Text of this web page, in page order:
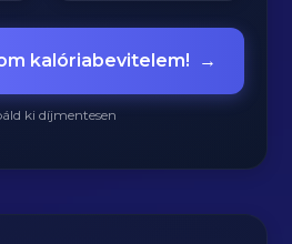
kalóriabevitelem! →
ki díjmentesen